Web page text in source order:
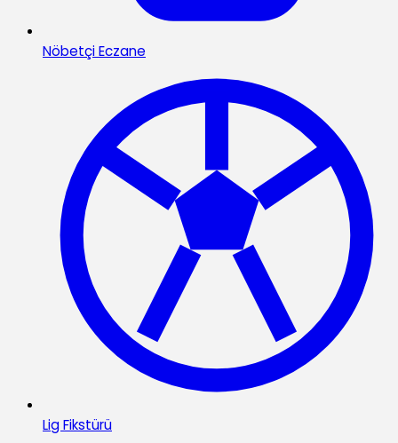
Nöbetçi Eczane
Lig Fikstürü